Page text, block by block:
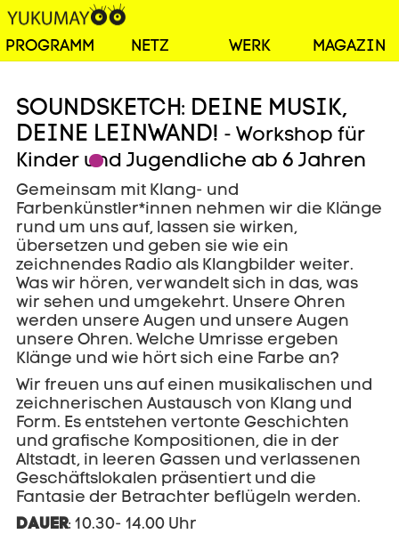
PROGRAMM NETZ WERK MAGAZIN
SOUNDSKETCH: DEINE MUSIK,
DEINE LEINWAND! - Workshop für
Kinder und Jugendliche ab 6 Jahren
Gemeinsam mit Klang- und
Farbenkünstler*innen nehmen wir die Klänge
rund um uns auf, lassen sie wirken,
übersetzen und geben sie wie ein
zeichnendes Radio als Klangbilder weiter.
Was wir hören, verwandelt sich in das, was
wir sehen und umgekehrt. Unsere Ohren
werden unsere Augen und unsere Augen
unsere Ohren. Welche Umrisse ergeben
Klänge und wie hört sich eine Farbe an?
Wir freuen uns auf einen musikalischen und
zeichnerischen Austausch von Klang und
Form. Es entstehen vertonte Geschichten
und grafische Kompositionen, die in der
Altstadt, in leeren Gassen und verlassenen
Geschäftslokalen präsentiert und die
Fantasie der Betrachter beflügeln werden.
DAUER: 10.30- 14.00 Uhr